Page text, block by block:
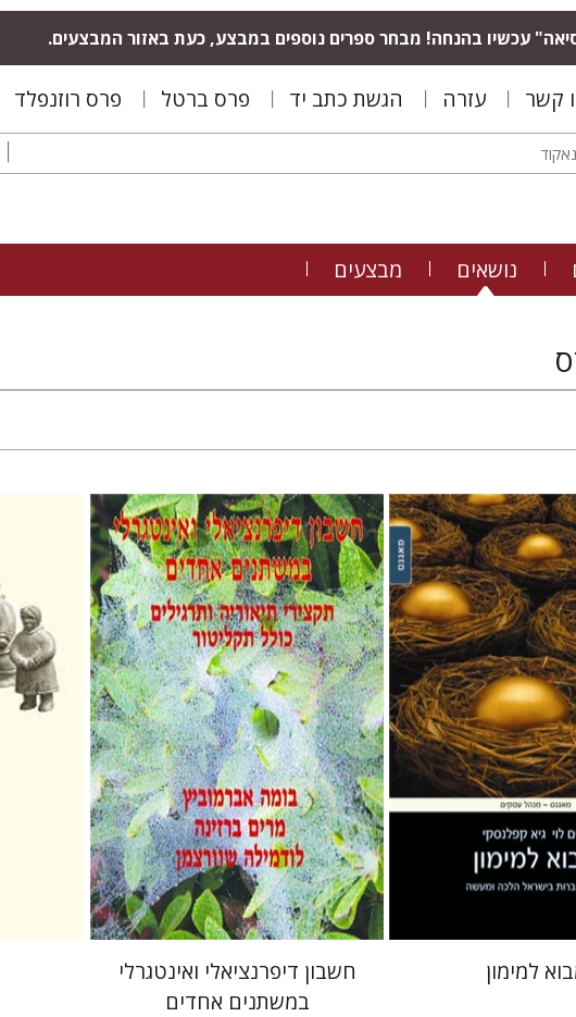
עכשיו בהנחה! מבחר ספרים נוספים במבצע, כעת באזור המבצעים.
קשר עזרה הגשת כתב יד פרס ברטל פרס רוזנפלד
נושאים מבצעים
גיא קפלנסקי
אתר ספר מודפס
$71
$64
למימון
אברמוביץ בומה
מרים ברזינה
לודמילה שוורצמן
הנחת אתר ספר מודפס
$35
$32
חשבון דיפרנציאלי ואינטגרלי
במשתנים אחדים